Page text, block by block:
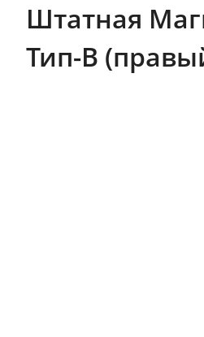
Штатная
Тип-B